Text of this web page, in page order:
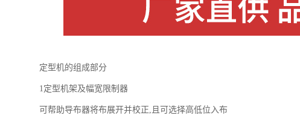
定型机的组成部分
1定型机架及幅宽限制器
可帮助导布器将布展开并校正,且可选择高低位入布